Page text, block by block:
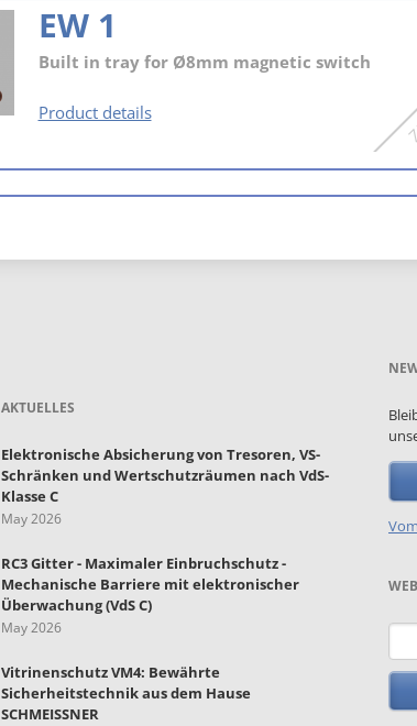
EW 1
Built in tray for Ø8mm magnetic switch
Product detailsEW
AKTUELLES
Elektronische Absicherung von Tresoren, VS-
Schränken und Wertschutzräumen nach VdS-
Klasse C
May 2026
RC3 Gitter - Maximaler Einbruchschutz -
Mechanische Barriere mit elektronischer
Überwachung (VdS C)
May 2026
Vitrinenschutz VM4: Bewährte
Sicherheitstechnik aus dem Hause
SCHMEISSNER